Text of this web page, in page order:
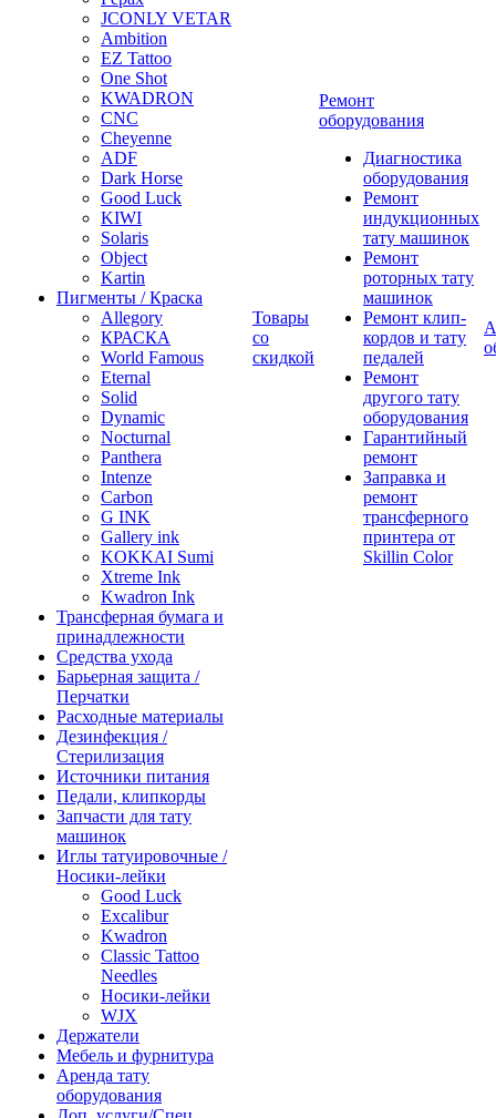
JCONLY VETAR
Ambition
EZ Tattoo
One Shot
KWADRON
CNC
Cheyenne
ADF
Dark Horse
Good Luck
KIWI
Solaris
Object
Kartin
Пигменты / Краска
Allegory
КРАСКА
World Famous
Eternal
Solid
Dynamic
Nocturnal
Panthera
Intenze
Carbon
G INK
Gallery ink
KOKKAI Sumi
Xtreme Ink
Kwadron Ink
Трансферная бумага и
принадлежности
Средства ухода
Барьерная защита /
Перчатки
Расходные материалы
Дезинфекция /
Стерилизация
Источники питания
Педали, клипкорды
Запчасти для тату
машинок
Иглы татуировочные /
Носики-лейки
Good Luck
Excalibur
Kwadron
Classic Tattoo
Needles
Носики-лейки
WJX
Держатели
Мебель и фурнитура
Аренда тату
оборудования
Товары
со
скидкой
Ремонт
оборудования
Диагностика
оборудования
Ремонт
индукционных
тату машинок
Ремонт
роторных тату
машинок
Ремонт клип-
кордов и тату
педалей
Ремонт
другого тату
оборудования
Гарантийный
ремонт
Заправка и
ремонт
трансферного
принтера от
Skillin Color